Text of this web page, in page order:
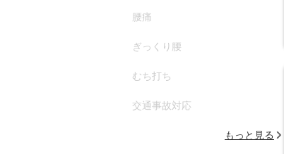
腰痛
ぎっくり腰
むち打ち
交通事故対応
もっと見る